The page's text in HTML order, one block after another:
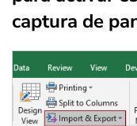
captura de